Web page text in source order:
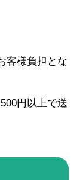
客様負担とな
円以上で送